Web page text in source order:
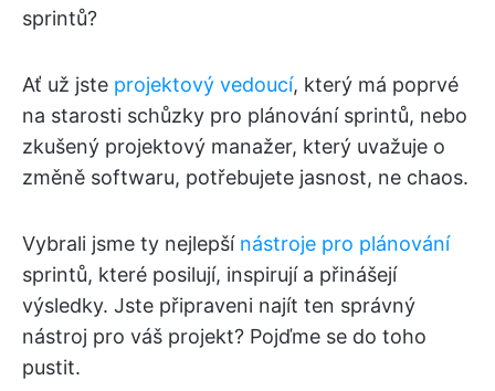
sprintů?
Ať už jste projektový vedoucí, který má poprvé
na starosti schůzky pro plánování sprintů, nebo
zkušený projektový manažer, který uvažuje o
změně softwaru, potřebujete jasnost, ne chaos.
Vybrali jsme ty nejlepší nástroje pro plánování
sprintů, které posilují, inspirují a přinášejí
výsledky. Jste připraveni najít ten správný
nástroj pro váš projekt? Pojďme se do toho
pustit.